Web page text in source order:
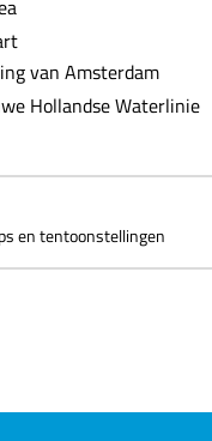
van Amsterdam
Hollandse Waterlinie
en tentoonstellingen